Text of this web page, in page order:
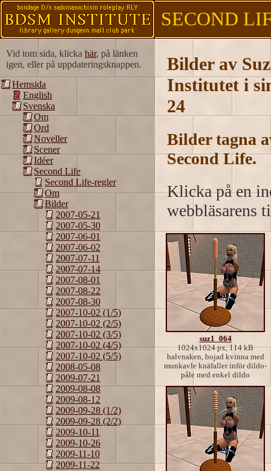
SECOND
Vid tom sida, klicka här, på länken
igen, eller på uppdateringsknappen.
Hemsida
English
Svenska
Om
Ord
Noveller
Scener
Idéer
Second Life
Second Life-regler
Om
Bilder
2007-05-21
2007-05-30
2007-06-01
2007-06-02
2007-07-11
2007-07-14
2007-08-01
2007-08-22
2007-08-30
2007-10-02 (1/5)
2007-10-02 (2/5)
2007-10-02 (3/5)
2007-10-02 (4/5)
2007-10-02 (5/5)
2008-05-08
2009-07-21
2009-08-08
2009-08-12
2009-09-28 (1/2)
2009-09-28 (2/2)
2009-10-11
2009-10-26
2009-11-10
2009-11-22
Bilder av
Institutet i
24
Bilder tagna
Second Life.
Klicka på en
webbläsarens
suz1_064
1024x1024 px, 114 kB
halvnaken, bojad kvinna med
munkavle knäfaller inför dildo-
påle med enkel dildo